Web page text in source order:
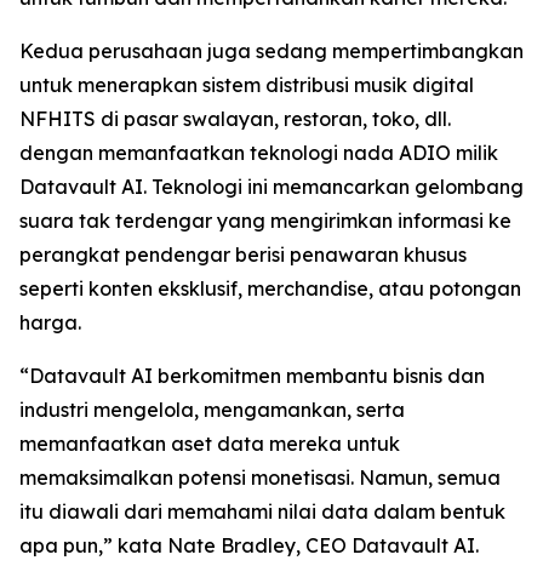
Kedua perusahaan juga sedang mempertimbangkan
untuk menerapkan sistem distribusi musik digital
NFHITS di pasar swalayan, restoran, toko, dll.
dengan memanfaatkan teknologi nada ADIO milik
Datavault AI. Teknologi ini memancarkan gelombang
suara tak terdengar yang mengirimkan informasi ke
perangkat pendengar berisi penawaran khusus
seperti konten eksklusif, merchandise, atau potongan
harga.
“Datavault AI berkomitmen membantu bisnis dan
industri mengelola, mengamankan, serta
memanfaatkan aset data mereka untuk
memaksimalkan potensi monetisasi. Namun, semua
itu diawali dari memahami nilai data dalam bentuk
apa pun,” kata Nate Bradley, CEO Datavault AI.